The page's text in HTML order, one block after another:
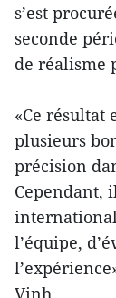
s’est
seconde
de réalisme
«Ce résultat
plusieurs
précision
Cependant,
l’équipe,
Vinh.